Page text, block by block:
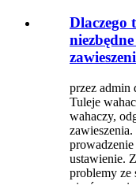
Dlaczego
przez admin
Tuleje
wahaczy,
ustawienie.
problemy ze